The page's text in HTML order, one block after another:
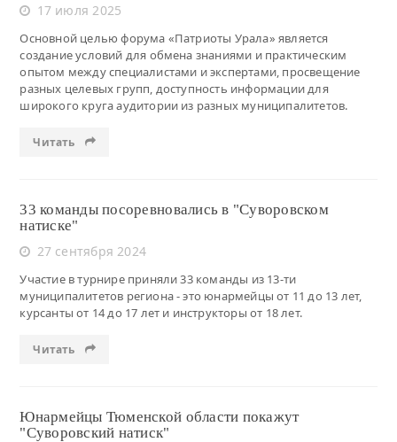
17 июля 2025
Основной целью форума «Патриоты Урала» является
создание условий для обмена знаниями и практическим
опытом между специалистами и экспертами, просвещение
разных целевых групп, доступность информации для
широкого круга аудитории из разных муниципалитетов.
Читать
33 команды посоревновались в "Суворовском
натиске"
27 сентября 2024
Участие в турнире приняли 33 команды из 13-ти
муниципалитетов региона - это юнармейцы от 11 до 13 лет,
курсанты от 14 до 17 лет и инструкторы от 18 лет.
Читать
Юнармейцы Тюменской области покажут
"Суворовский натиск"